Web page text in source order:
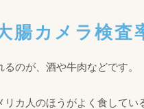
腸カメラ検査
のが、酒や牛肉などです。
カ人のほうがよく食してい